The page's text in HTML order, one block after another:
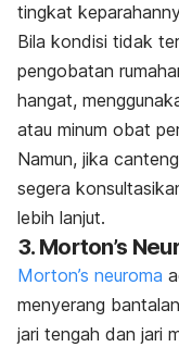
tingkat
Bila kondisi tidak
pengobatan
hangat,
atau minum obat
Namun, jika
segera
lebih lanjut.
3. Morton’s
Morton’s neuroma
menyerang
jari tengah dan jari